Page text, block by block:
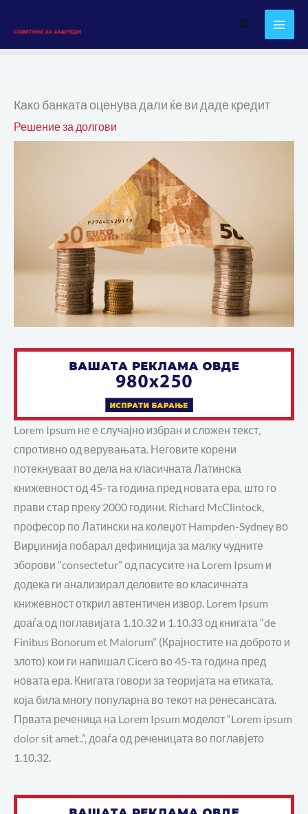
content
Search
Како банката оценува дали ќе ви даде кредит
Решение за долгови
Lorem Ipsum не е случајно избран и сложен текст,
спротивно од верувањата. Неговите корени
потекнуваат во дела на класичната Латинска
книжевност од 45-та година пред новата ера, што го
прави стар преку 2000 години. Richard McClintock,
професор по Латински на колеџот Hampden-Sydney во
Вирџинија побарал дефиниција за малку чудните
зборови “consectetur” од пасусите на Lorem Ipsum и
додека ги анализирал деловите во класичната
книжевност открил автентичен извор. Lorem Ipsum
доаѓа од поглавијата 1.10.32 и 1.10.33 од книгата “de
Finibus Bonorum et Malorum” (Крајностите на доброто и
злото) кои ги напишал Cicerо во 45-та година пред
новата ера. Книгата говори за теоријата на етиката,
која била многу популарна во текот на ренесансата.
Првата реченица на Lorem Ipsum моделот “Lorem ipsum
dolor sit amet..”, доаѓа од реченицата во поглавјето
1.10.32.